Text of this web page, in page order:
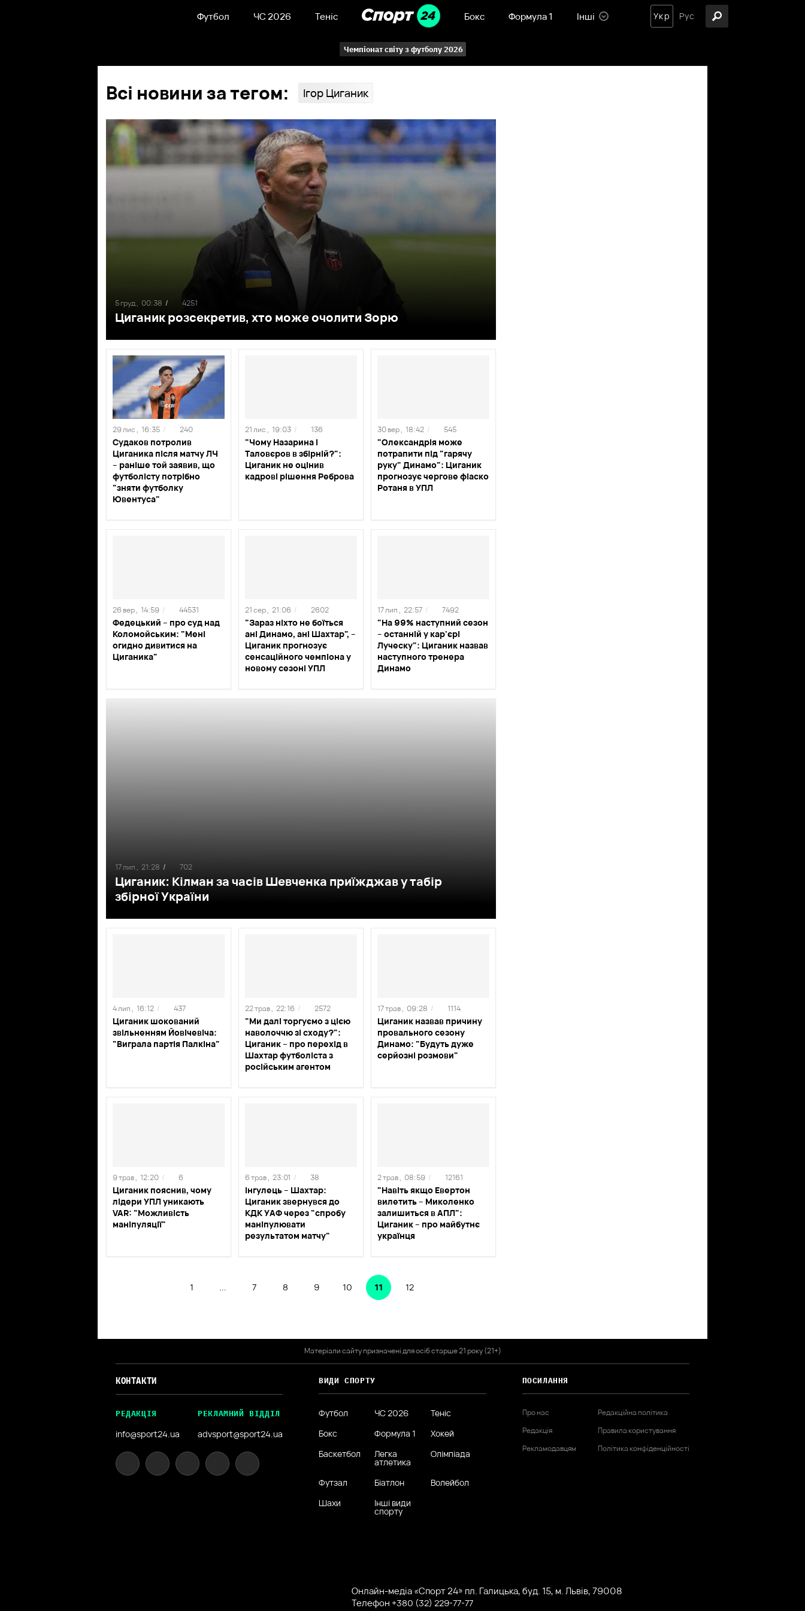
Футбол ЧС 2026 Теніс Бокс Формула 1 Інші Укр Рус
Чемпіонат світу з футболу 2026
Всі новини за тегом: Ігор Циганик
Циганик розсекретив, хто може очолити Зорю
5 груд , 00:38 / 4251
Судаков потролив
Циганика після матчу ЛЧ
– раніше той заявив, що
футболісту потрібно
"зняти футболку
Ювентуса"
29 лис , 16:35 / 240
"Чому Назарина і
Таловєров в збірній?":
Циганик не оцінив
кадрові рішення Реброва
21 лис , 19:03 / 136
"Олександрія може
потрапити під "гарячу
руку" Динамо": Циганик
прогнозує чергове фіаско
Ротаня в УПЛ
30 вер , 18:42 / 545
Федецький – про суд над
Коломойським: "Мені
огидно дивитися на
Циганика"
26 вер , 14:59 / 44531
"Зараз ніхто не боїться
ані Динамо, ані Шахтар", –
Циганик прогнозує
сенсаційного чемпіона у
новому сезоні УПЛ
21 сер , 21:06 / 2602
"На 99% наступний сезон
– останній у кар'єрі
Луческу": Циганик назвав
наступного тренера
Динамо
17 лип , 22:57 / 7492
Циганик: Кілман за часів Шевченка приїжджав у табір
збірної України
17 лип , 21:28 / 702
Циганик шокований
звільненням Йовічевіча:
"Виграла партія Палкіна"
4 лип , 16:12 / 437
"Ми далі торгуємо з цією
наволоччю зі сходу?":
Циганик – про перехід в
Шахтар футболіста з
російським агентом
22 трав , 22:16 / 2572
Циганик назвав причину
провального сезону
Динамо: "Будуть дуже
серйозні розмови"
17 трав , 09:28 / 1114
Циганик пояснив, чому
лідери УПЛ уникають
VAR: "Можливість
маніпуляції"
9 трав , 12:20 / 6
Інгулець – Шахтар:
Циганик звернувся до
КДК УАФ через "спробу
маніпулювати
результатом матчу"
6 трав , 23:01 / 38
"Навіть якщо Евертон
вилетить – Миколенко
залишиться в АПЛ":
Циганик – про майбутнє
українця
2 трав , 08:59 / 12161
1 7 8 9 10 11 12
Матеріали сайту призначені для осіб старше 21 року (21+)
КОНТАКТИ
РЕДАКЦІЯ
info@sport24.ua
РЕКЛАМНИЙ ВІДДІЛ
advsport@sport24.ua
ВИДИ СПОРТУ
Футбол ЧС 2026
Теніс
Бокс
Формула 1
Хокей
Баскетбол
Легка
атлетика
Олімпіада
Футзал Біатлон
Волейбол
Шахи
Інші види
спорту
ПОСИЛАННЯ
Про нас
Редакція
Рекламодавцям
Редакційна політика
Правила користування
Політика конфіденційності
Онлайн-медіа «Спорт 24» пл. Галицька, буд. 15, м. Львів, 79008
Телефон+380 (32) 229-77-77